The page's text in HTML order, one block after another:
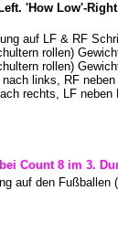
'How Low'-
auf LF & RF
rollen)
rollen)
links, RF
rechts, LF
Count 8 im 3.
auf den Fußballen